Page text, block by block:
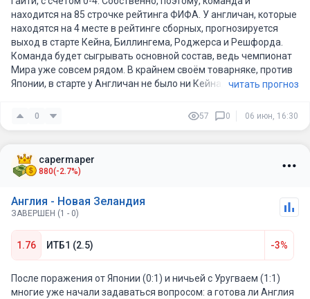
находится на 85 строчке рейтинга ФИФА. У англичан, которые
находятся на 4 месте в рейтинге сборных, прогнозируется
выход в старте Кейна, Биллингема, Роджерса и Решфорда.
Команда будет сыгрывать основной состав, ведь чемпионат
Мира уже совсем рядом. В крайнем своём товарняке, против
Японии, в старте у Англичан не было ни Кейна, ни Джуда.
читать прогноз
0 57 0 06 июн, 16:30
capermaper
880(-2.7%)
Англия - Новая Зеландия
ЗАВЕРШЕН (1 - 0)
1.76 ИТБ1 (2.5) -3%
После поражения от Японии (0:1) и ничьей с Уругваем (1:1)
многие уже начали задаваться вопросом: а готова ли Англия